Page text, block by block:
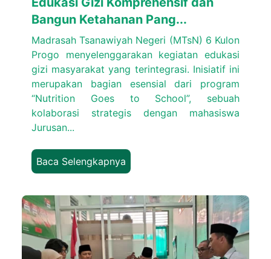
Bangun Ketahanan Pang...
Madrasah Tsanawiyah Negeri (MTsN) 6 Kulon
Progo menyelenggarakan kegiatan edukasi
gizi masyarakat yang terintegrasi. Inisiatif ini
merupakan bagian esensial dari program
“Nutrition Goes to School”, sebuah
kolaborasi strategis dengan mahasiswa
Jurusan...
Baca Selengkapnya